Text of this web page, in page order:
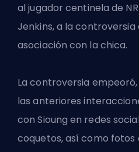
al jugador centinela de
Jenkins, a la controversia
asociación con la chica.
La controversia
las anteriores
con Sioung en redes
coquetos, así como